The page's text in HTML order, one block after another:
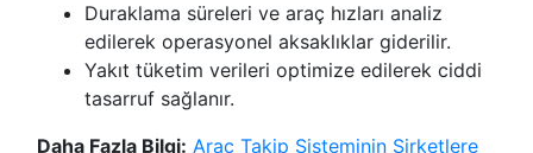
Duraklama süreleri ve araç hızları analiz
edilerek operasyonel aksaklıklar giderilir.
Yakıt tüketim verileri optimize edilerek ciddi
tasarruf sağlanır.
Daha Fazla Bilgi: Araç Takip Sisteminin Şirketlere